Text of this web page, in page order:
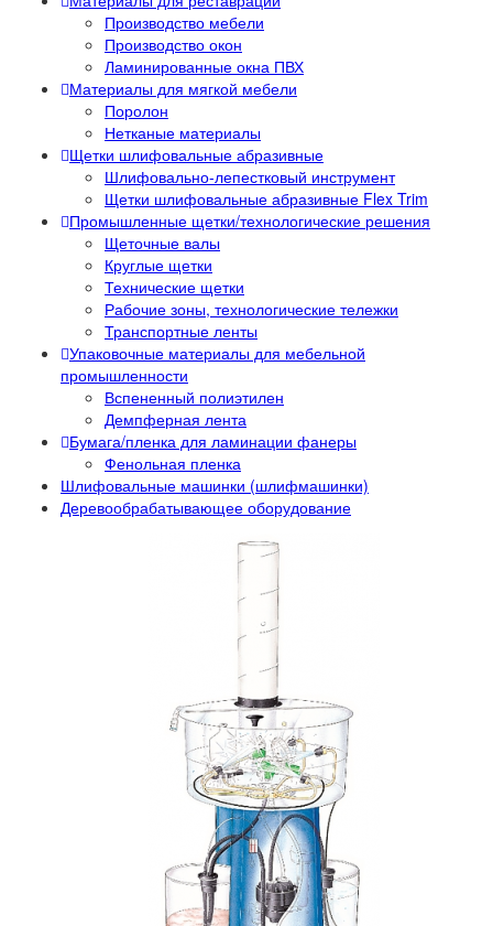
Производство мебели
Производство окон
Ламинированные окна ПВХ
Материалы для мягкой мебели
Поролон
Нетканые материалы
Щетки шлифовальные абразивные
Шлифовально-лепестковый инструмент
Щетки шлифовальные абразивные Flex Trim
Промышленные щетки/технологические решения
Щеточные валы
Круглые щетки
Технические щетки
Рабочие зоны, технологические тележки
Транспортные ленты
Упаковочные материалы для мебельной
промышленности
Вспененный полиэтилен
Демпферная лента
Бумага/пленка для ламинации фанеры
Фенольная пленка
Шлифовальные машинки (шлифмашинки)
Деревообрабатывающее оборудование